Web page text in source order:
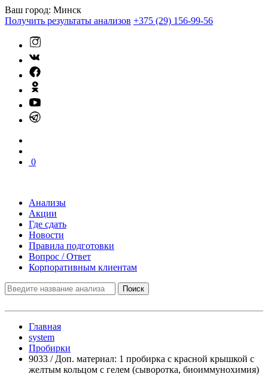
Ваш город: Минск
Получить результаты анализов +375 (29) 156-99-56
0
Анализы
Акции
Где сдать
Новости
Правила подготовки
Вопрос / Ответ
Корпоративным клиентам
Поиск
Главная
system
Пробирки
9033 / Доп. материал: 1 пробирка с красной крышкой с
желтым кольцом с гелем (сыворотка, биоиммунохимия)